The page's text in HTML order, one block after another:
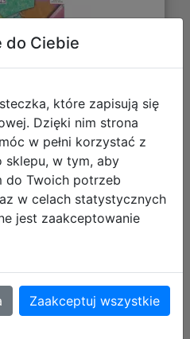
zł
do Ciebie
które zapisują się
Dzięki nim strona
w pełni korzystać z
sklepu, w tym, aby
do Twoich potrzeb
w celach statystycznych
jest zaakceptowanie
Zaakceptuj wszystkie